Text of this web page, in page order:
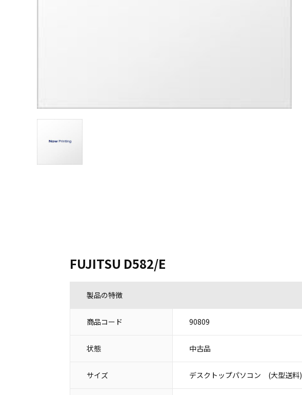
FUJITSU D582/E
製品の特徴
商品コード 90809
状態 中古品
サイズ デスクトップパソコン (大型送料)